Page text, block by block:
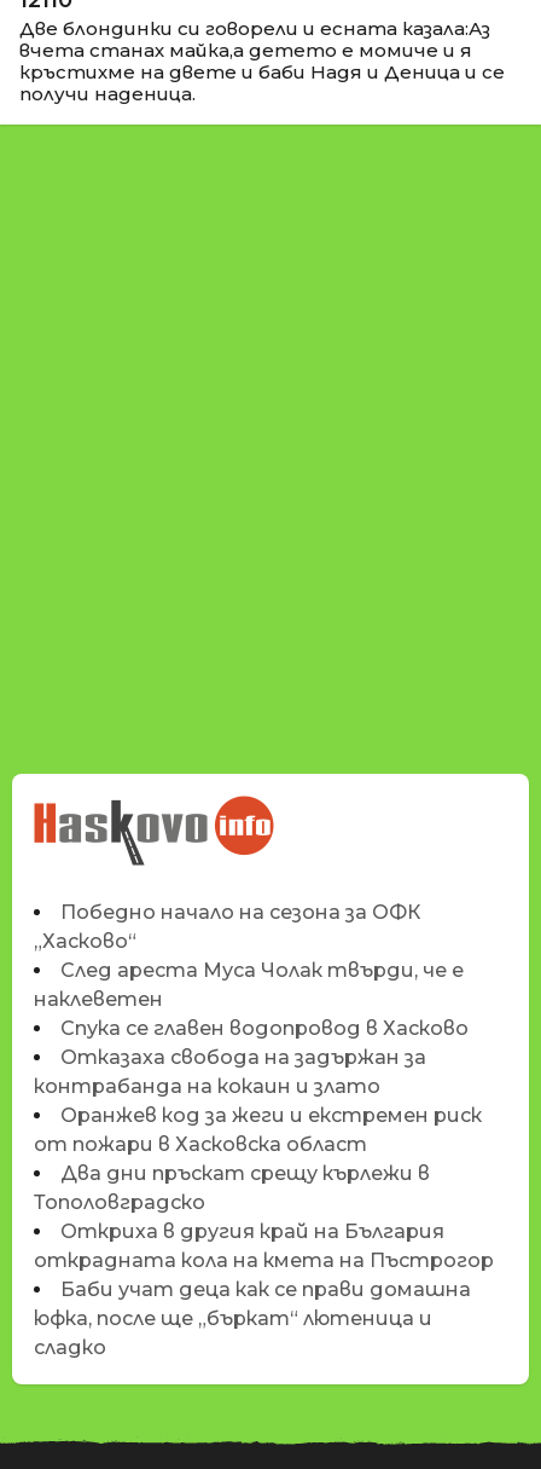
Две блондинки си говорели и есната казала:Аз
вчета станах майка,а детето е момиче и я
кръстихме на двете и баби Надя и Деница и се
получи наденица.
НОВИНИТЕ НА
HASKOVO.INFO
Победно начало на сезона за ОФК
„Хасково“
След ареста Муса Чолак твърди, че е
наклеветен
Спука се главен водопровод в Хасково
Отказаха свобода на задържан за
контрабанда на кокаин и злато
Оранжев код за жеги и екстремен риск
от пожари в Хасковска област
Два дни пръскат срещу кърлежи в
Тополовградско
Откриха в другия край на България
открадната кола на кмета на Пъстрогор
Баби учат деца как се прави домашна
юфка, после ще „бъркат“ лютеница и
сладко